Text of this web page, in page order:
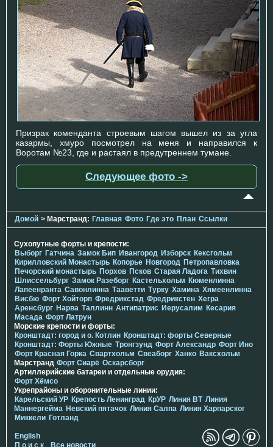
Призрак коменданта строевым шагом вышел из за угла
казармы, хмуро посмотрел на меня и направился к
Воротам №23, где и растаял в предутреннем тумане.
Следующее фото ->
Домой > Марстранд: Главная Фото Где это План Ссылки
Сухопутные форты и крепости:
Выборг Гатчина Замок Бип Ивангород Изборск Кексгольм
Кирилловский Монастырь Копорье Новгород Петропавловка
Печорcкий монастырь Порхов Псков Старая Ладога Тихвин
Шлиссельбург Замок Разеборг Кастельхольм Кюменлинна
Лапеенранта Савонлинна Тааветти Турку Хамина Хямеенлинна
Висбю Форт Хойторп Фредрикстад Фредрикстен Хегра
Аренсбург Нарва Таллинн Антипатрис Иерусалим Кесария
Масада Форт Латрун
Морские крепости и форты:
Кронштадт: город и о. Котлин Кронштадт: форты Северные
Кронштадт: Форты Южные Тронгзунд Форт Александр Форт Ино
Форт Красная Горка Свартхольм Свеаборг Ханко Ваксхольм
Марстранд Форт Сиарё Оскарсборг
Артиллерийские батареи и отдельные орудия:
Форт Хёмсо
Укрепрайоны и оборонительные линии:
Карельский УР Крепость Ленинград КрУР Линия ВТ Линия
Маннергейма Невский пятачок Линия Салпа Линия Харпарског
Миккели Готланд
English
П о и с к
Все новости